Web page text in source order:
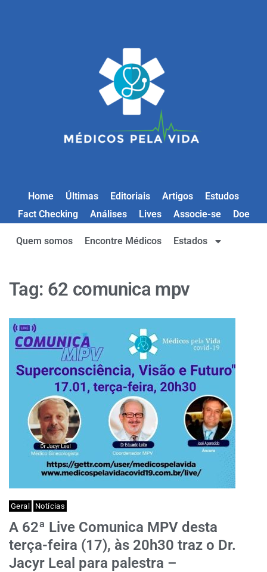
Home Últimas Editoriais Artigos
Estudos
Fact Checking
Análises Lives Associe-se Doe
Quem somos Encontre Médicos Estados
Tag: 62 comunica mpv
Geral Notícias
A 62ª Live Comunica MPV desta
terça-feira (17), às 20h30 traz o Dr.
Jacyr Leal para palestra –